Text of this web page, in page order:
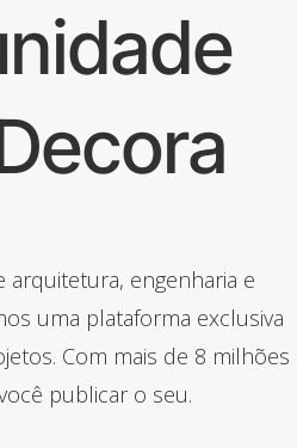
arquitetura, engenharia e
uma plataforma exclusiva
Com mais de 8 milhões
publicar o seu.